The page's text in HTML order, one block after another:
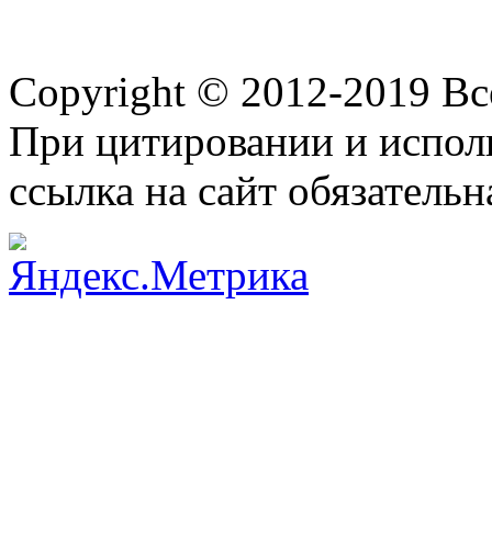
Copyright © 2012-2019
При цитировании и
ссылка на сайт